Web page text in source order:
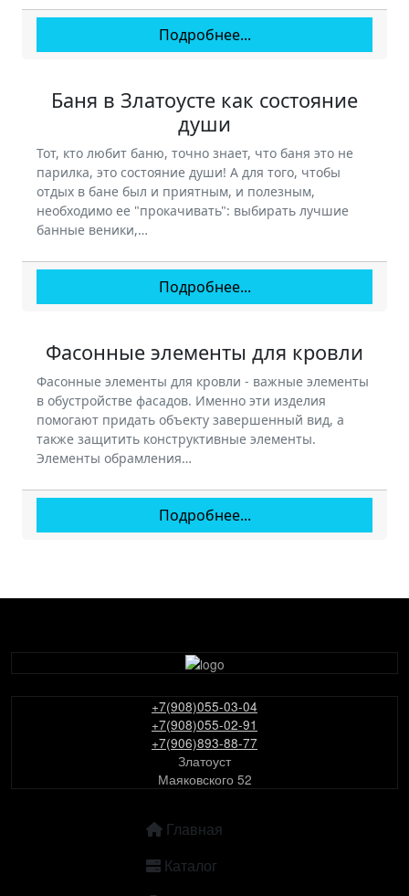
Подробнее...
Баня в Златоусте как состояние
души
Тот, кто любит баню, точно знает, что баня это не
парилка, это состояние души! А для того, чтобы
отдых в бане был и приятным, и полезным,
необходимо ее "прокачивать": выбирать лучшие
банные веники,…
Подробнее...
Фасонные элементы для кровли
Фасонные элементы для кровли - важные элементы
в обустройстве фасадов. Именно эти изделия
помогают придать объекту завершенный вид, а
также защитить конструктивные элементы.
Элементы обрамления…
Подробнее...
+7(908)055-03-04
+7(908)055-02-91
+7(906)893-88-77
Златоуст
Маяковского 52
ОСНОВНАЯ НАВИГАЦИЯ
Главная
Каталог